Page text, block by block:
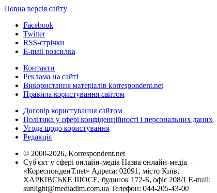
Повна версія сайту
Facebook
Twitter
RSS-стрічки
E-mail розсилка
Контакти
Реклама на сайті
Використання матеріалів korrespondent.net
Правила користування сайтом
Договір користування сайтом
Політика у сфері конфіденційності і персональних даних
Угода щодо користування
Редакція
© 2000-2026, Korrespondent.net
Суб'єкт у сфері онлайн-медіа Назва онлайн-медіа –
«КореспонденТ.net» Адреса: 02091, місто Київ,
ХАРКІВСЬКЕ ШОСЕ, будинок 172-Б, офіс 208/1 E-mail:
sunlight@mediadim.com.ua Телефон: 044-205-43-00